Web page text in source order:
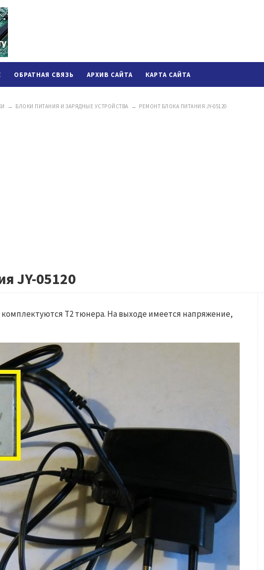
ОБРАТНАЯ СВЯЗЬ АРХИВ САЙТА КАРТА САЙТА
→ БЛОКИ ПИТАНИЯ И ЗАРЯДНЫЕ УСТРОЙСТВА → РЕМОНТ БЛОКА ПИТАНИЯ JY-05120
JY-05120
комплектуются Т2 тюнера. На выходе имеется напряжение,